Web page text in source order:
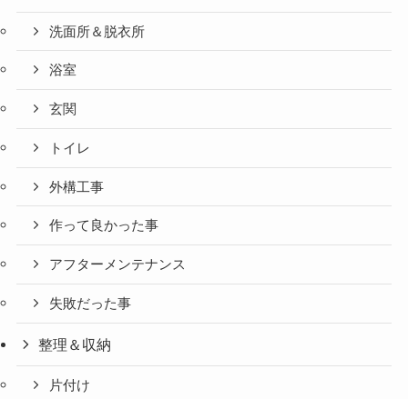
洗面所＆脱衣所
浴室
玄関
トイレ
外構工事
作って良かった事
アフターメンテナンス
失敗だった事
整理＆収納
片付け